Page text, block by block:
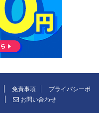
免責事項
プライバシーポ
お問い合わせ